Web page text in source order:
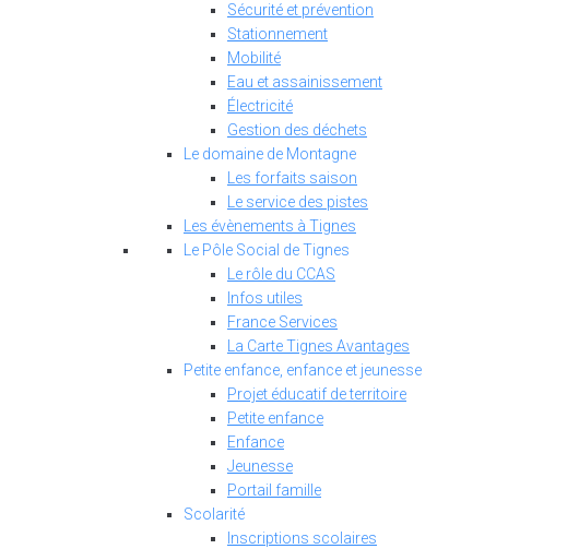
Sécurité et prévention
Stationnement
Mobilité
Eau et assainissement
Électricité
Gestion des déchets
Le domaine de Montagne
Les forfaits saison
Le service des pistes
Les évènements à Tignes
Le Pôle Social de Tignes
Le rôle du CCAS
Infos utiles
France Services
La Carte Tignes Avantages
Petite enfance, enfance et jeunesse
Projet éducatif de territoire
Petite enfance
Enfance
Jeunesse
Portail famille
Scolarité
Inscriptions scolaires